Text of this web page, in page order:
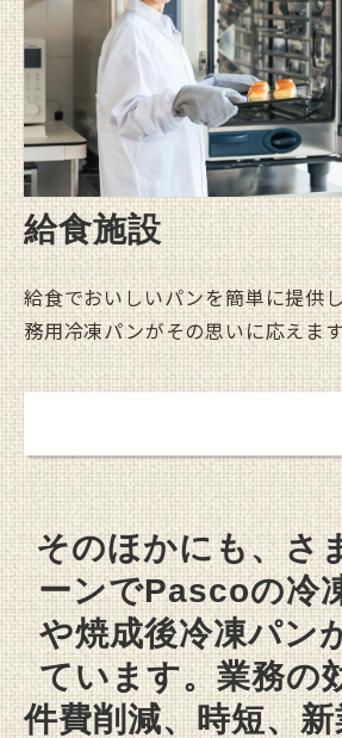
給食施設
給食でおいしいパンを簡単に提供
務用冷凍パンがその思いに応えま
そのほかにも、さ
ーンでPascoの冷
や焼成後冷凍パン
ています。業務の
件費削減、時短、